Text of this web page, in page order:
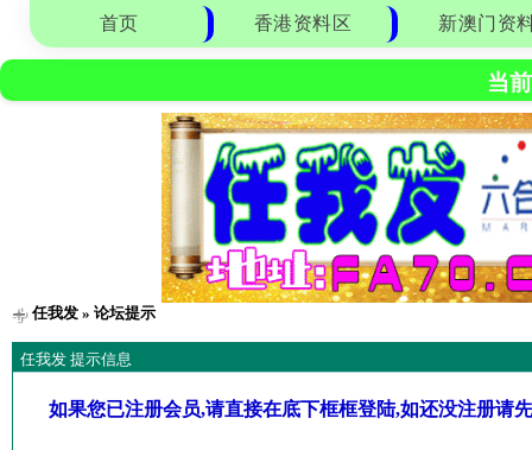
首页 香港资料区 新澳门资
当
任我发» 论坛提示
任我发 提示信息
如果您已注册会员,请直接在底下框框登陆,如还没注册请